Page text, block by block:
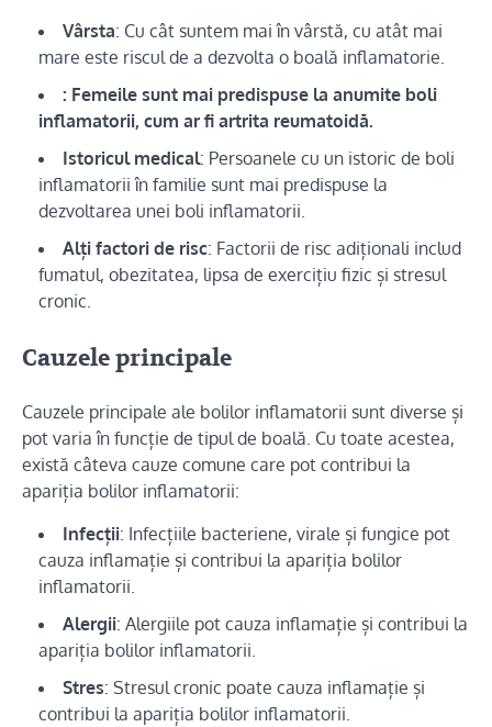
Vârsta: Cu cât suntem mai în vârstă, cu atât mai
mare este riscul de a dezvolta o boală inflamatorie.
: Femeile sunt mai predispuse la anumite boli
inflamatorii, cum ar fi artrita reumatoidă.
Istoricul medical: Persoanele cu un istoric de boli
inflamatorii în familie sunt mai predispuse la
dezvoltarea unei boli inflamatorii.
Alți factori de risc: Factorii de risc adiționali includ
fumatul, obezitatea, lipsa de exercițiu fizic și stresul
cronic.
Cauzele principale
Cauzele principale ale bolilor inflamatorii sunt diverse și
pot varia în funcție de tipul de boală. Cu toate acestea,
există câteva cauze comune care pot contribui la
apariția bolilor inflamatorii:
Infecții: Infecțiile bacteriene, virale și fungice pot
cauza inflamație și contribui la apariția bolilor
inflamatorii.
Alergii: Alergiile pot cauza inflamație și contribui la
apariția bolilor inflamatorii.
Stres: Stresul cronic poate cauza inflamație și
contribui la apariția bolilor inflamatorii.